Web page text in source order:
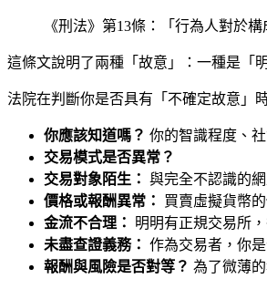
《刑法》第13條：「行為人對於
這條文說明了兩種「故意」：一種是「
法院在判斷你是否具有「不確定故意」
你應該知道嗎？ 你的智識程度、
交易模式是否異常？
交易對象陌生： 與完全不認識的
價格或報酬異常：
買賣虛擬貨幣
金流不合理：
明明有正規交易所
未盡查證義務： 作為交易者，你
報酬與風險是否對等？ 為了微薄